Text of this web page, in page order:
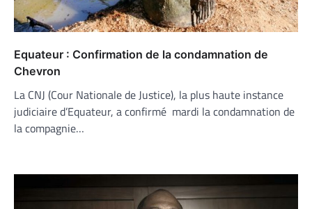
Equateur : Confirmation de la condamnation de
Chevron
La CNJ (Cour Nationale de Justice), la plus haute instance
judiciaire d’Equateur, a confirmé mardi la condamnation de
la compagnie…